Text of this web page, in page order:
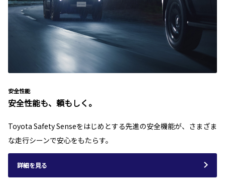
安全性能
安全性能も、頼もしく。
Toyota Safety Senseをはじめとする先進の安全機能が、さまざま
な走行シーンで安心をもたらす。
詳細を見る